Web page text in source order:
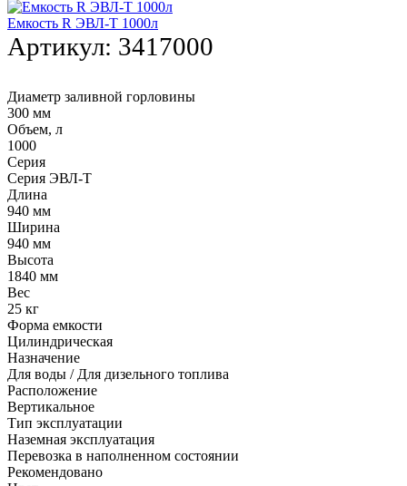
Емкость R ЭВЛ-Т 1000л
Артикул: 3417000
Диаметр заливной горловины
300 мм
Объем, л
1000
Серия
Серия ЭВЛ-Т
Длина
940 мм
Ширина
940 мм
Высота
1840 мм
Вес
25 кг
Форма емкости
Цилиндрическая
Назначение
Для воды / Для дизельного топлива
Расположение
Вертикальное
Тип эксплуатации
Наземная эксплуатация
Перевозка в наполненном состоянии
Рекомендовано